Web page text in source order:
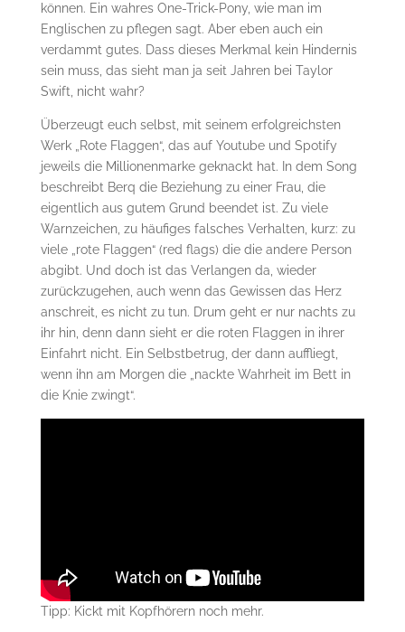
können. Ein wahres One-Trick-Pony, wie man im
Englischen zu pflegen sagt. Aber eben auch ein
verdammt gutes. Dass dieses Merkmal kein Hindernis
sein muss, das sieht man ja seit Jahren bei Taylor
Swift, nicht wahr?
Überzeugt euch selbst, mit seinem erfolgreichsten
Werk „Rote Flaggen“, das auf Youtube und Spotify
jeweils die Millionenmarke geknackt hat. In dem Song
beschreibt Berq die Beziehung zu einer Frau, die
eigentlich aus gutem Grund beendet ist. Zu viele
Warnzeichen, zu häufiges falsches Verhalten, kurz: zu
viele „rote Flaggen“ (red flags) die die andere Person
abgibt. Und doch ist das Verlangen da, wieder
zurückzugehen, auch wenn das Gewissen das Herz
anschreit, es nicht zu tun. Drum geht er nur nachts zu
ihr hin, denn dann sieht er die roten Flaggen in ihrer
Einfahrt nicht. Ein Selbstbetrug, der dann auffliegt,
wenn ihn am Morgen die „nackte Wahrheit im Bett in
die Knie zwingt“.
Tipp: Kickt mit Kopfhörern noch mehr.